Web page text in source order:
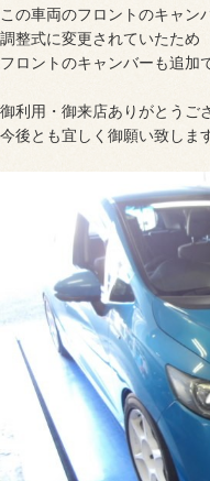
この車両のフロントのキャン
調整式に変更されていたため
フロントのキャンバーも追加
御利用・御来店ありがとうご
今後とも宜しく御願い致しま